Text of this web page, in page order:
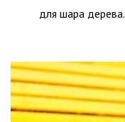
для шара дерева.